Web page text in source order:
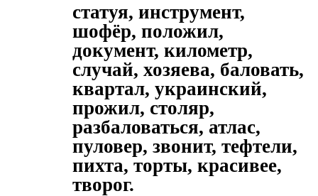
статуя, инструмент,
шофёр, положил,
документ, километр,
случай, хозяева, баловать,
квартал, украинский,
прожил, столяр,
разбаловаться, атлас,
пуловер, звонит, тефтели,
пихта, торты, красивее,
творог.